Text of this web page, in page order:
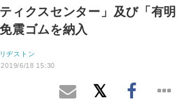
ィクスセンター」及び「有明
震ゴムを納入
ヂストン
2019/6/18 15:30